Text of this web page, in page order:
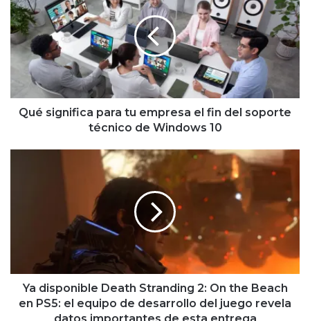
para
tu
empresa
el
del
soporte
técnico
Qué significa para tu empresa el fin del soporte
técnico de Windows 10
en
PS5:Ya disponible Death Stranding 2: On the Beach
en PS5: el equipo de desarrollo del juego revela